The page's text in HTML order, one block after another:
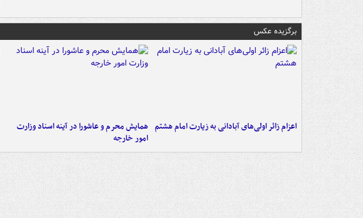
برگزیده عکس
اعزام زائر اولی‌های آبادانی به زیارت امام هشتم همایش محرم و عاشورا در آینه اسناد وزارت
امور خارجه